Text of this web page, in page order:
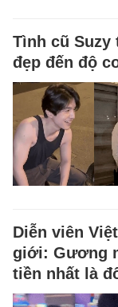
Tình cũ Suzy
đẹp đến độ
Diễn viên
giới: Gương
tiền nhất là